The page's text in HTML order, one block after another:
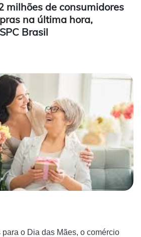
milhões de consumidores
na última hora,
Brasil
o Dia das Mães, o comércio